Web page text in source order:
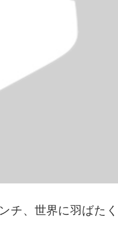
チ、世界に羽ばた